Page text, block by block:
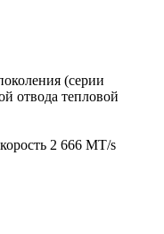
(серии
отвода тепловой
2 666 MT/s